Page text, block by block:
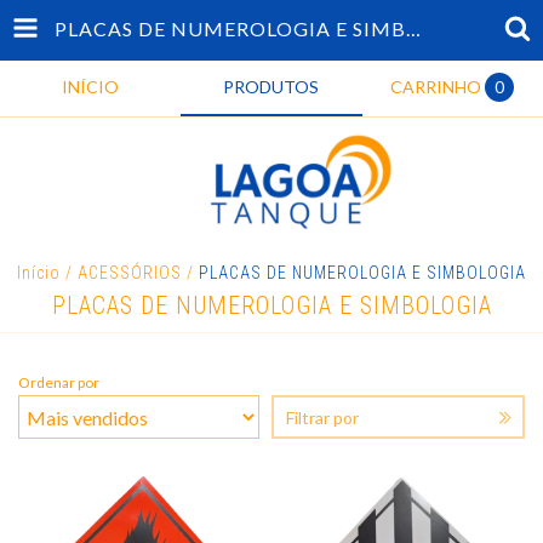
PLACAS DE NUMEROLOGIA E SIMBOLOGIA
INÍCIO PRODUTOS CARRINHO 0
Início / ACESSÓRIOS / PLACAS DE NUMEROLOGIA E SIMBOLOGIA
PLACAS DE NUMEROLOGIA E SIMBOLOGIA
Ordenar por
Filtrar por